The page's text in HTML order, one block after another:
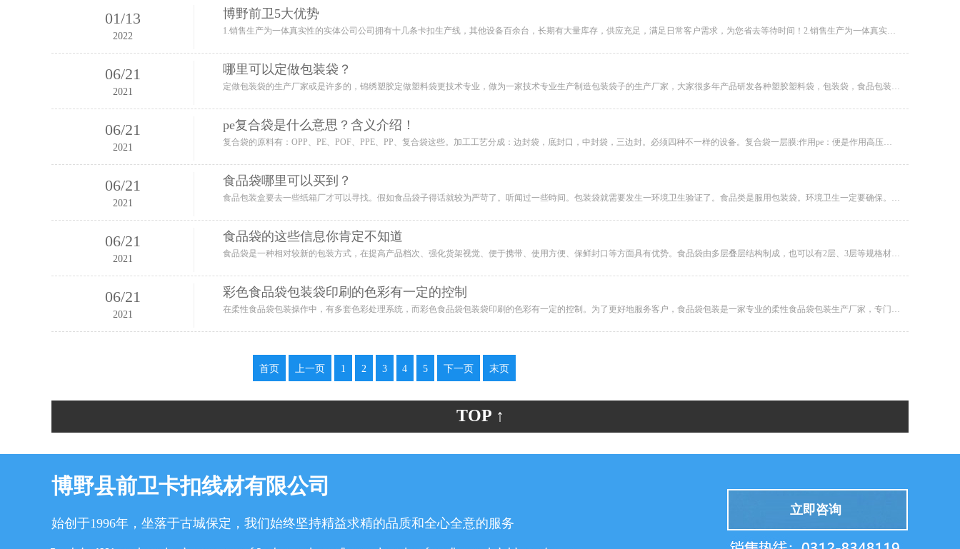
01/13
2022
博野前卫5大优势
1.销售生产为一体真实性的实体公司公司拥有十几条卡扣生产线，其他设备百余台，长期有大量库存，供应充足，满足日常客户需求，为您省去等待时间！2.销售生产为一体真实性的实体公司前卫公司有一批多年坚守在生产岗位的技术团队，只为追求...
06/21
2021
哪里可以定做包装袋？
定做包装袋的生产厂家或是许多的，锦绣塑胶定做塑料袋更技术专业，做为一家技术专业生产制造包装袋子的生产厂家，大家很多年产品研发各种塑胶塑料袋，包装袋，食品包装袋，连卷袋，手拎袋，包装袋，均适用各种包装袋定做，包装袋生产加工，包...
06/21
2021
pe复合袋是什么意思？含义介绍！
复合袋的原料有：OPP、PE、POF、PPE、PP、复合袋这些。加工工艺分成：边封袋，底封口，中封袋，三边封。必须四种不一样的设备。复合袋一层膜:作用pe：便是作用高压聚乙烯。把高压聚乙烯开展功能性改性材料，随后用在复合袋上...
06/21
2021
食品袋哪里可以买到？
食品包装盒要去一些纸箱厂才可以寻找。假如食品袋子得话就较为严苛了。听闻过一些時间。包装袋就需要发生一环境卫生验证了。食品类是服用包装袋。环境卫生一定要确保。但是如今都还没执行。日常应用得话能够去超市，薄膜袋那类吗，商场许多卖...
06/21
2021
食品袋的这些信息你肯定不知道
食品袋是一种相对较新的包装方式，在提高产品档次、强化货架视觉、便于携带、使用方便、保鲜封口等方面具有优势。食品袋由多层叠层结构制成，也可以有2层、3层等规格材料。根据包装的不同产品，可以根据需要增加氧气保护层，降低透氧性，延...
06/21
2021
彩色食品袋包装袋印刷的色彩有一定的控制
在柔性食品袋包装操作中，有多套色彩处理系统，而彩色食品袋包装袋印刷的色彩有一定的控制。为了更好地服务客户，食品袋包装是一家专业的柔性食品袋包装生产厂家，专门收集自己的印刷经验，希望能帮助企业对彩色食品袋包装袋的需求找到可靠的...
首页 上一页 1 2 3 4 5 下一页 末页
TOP ↑
博野县前卫卡扣线材有限公司
始创于1996年，坐落于古城保定，我们始终坚持精益求精的品质和全心全意的服务
立即咨询